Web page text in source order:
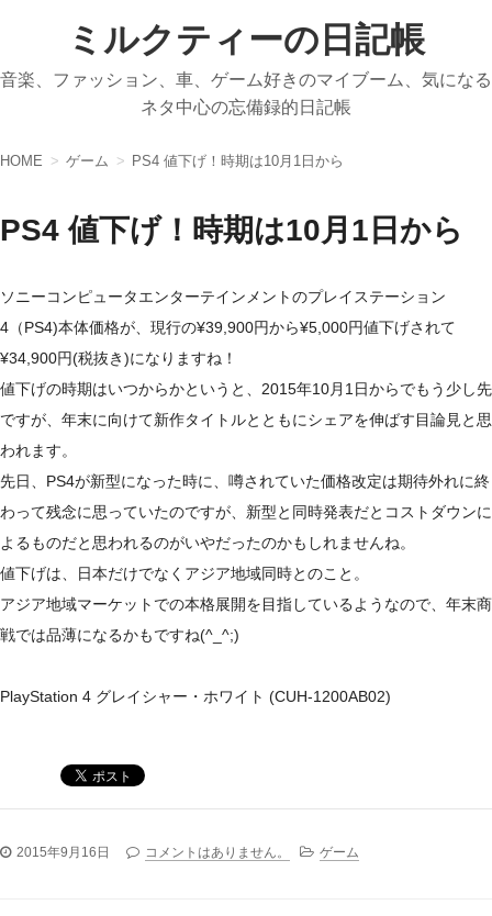
ミルクティーの日記帳
音楽、ファッション、車、ゲーム好きのマイブーム、気になる
ネタ中心の忘備録的日記帳
HOME ゲーム PS4 値下げ！時期は10月1日から
PS4 値下げ！時期は10月1日から
ソニーコンピュータエンターテインメントのプレイステーション
4（PS4)本体価格が、現行の¥39,900円から¥5,000円値下げされて
¥34,900円(税抜き)になりますね！
値下げの時期はいつからかというと、2015年10月1日からでもう少し先
ですが、年末に向けて新作タイトルとともにシェアを伸ばす目論見と思
われます。
先日、PS4が新型になった時に、噂されていた価格改定は期待外れに終
わって残念に思っていたのですが、新型と同時発表だとコストダウンに
よるものだと思われるのがいやだったのかもしれませんね。
値下げは、日本だけでなくアジア地域同時とのこと。
アジア地域マーケットでの本格展開を目指しているようなので、年末商
戦では品薄になるかもですね(^_^;)
PlayStation 4 グレイシャー・ホワイト (CUH-1200AB02)
2015年9月16日 コメントはありません。 ゲーム